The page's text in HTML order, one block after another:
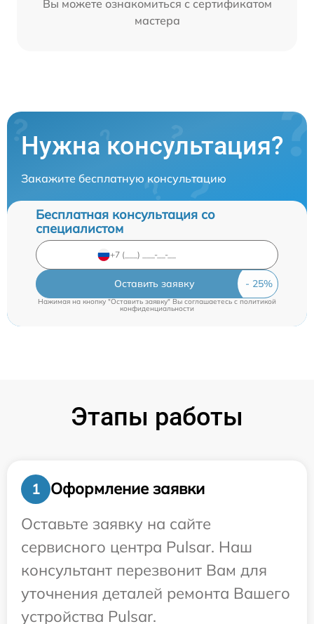
Вы можете ознакомиться с сертификатом
мастера
Нужна консультация?
Закажите бесплатную консультацию
Бесплатная консультация со
специалистом
Оставить заявку
Нажимая на кнопку "Оставить заявку" Вы соглашаетесь cполитикой
конфиденциальности
Этапы работы
1
Оформление заявки
Оставьте заявку на сайте
сервисного центра Pulsar. Наш
консультант перезвонит Вам для
уточнения деталей ремонта Вашего
устройства Pulsar.